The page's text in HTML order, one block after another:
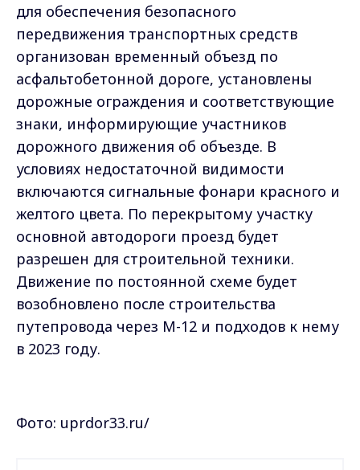
для обеспечения безопасного
передвижения транспортных средств
организован временный объезд по
асфальтобетонной дороге, установлены
дорожные ограждения и соответствующие
знаки, информирующие участников
дорожного движения об объезде. В
условиях недостаточной видимости
включаются сигнальные фонари красного и
желтого цвета. По перекрытому участку
основной автодороги проезд будет
разрешен для строительной техники.
Движение по постоянной схеме будет
возобновлено после строительства
путепровода через М-12 и подходов к нему
в 2023 году.
Фото: uprdor33.ru/